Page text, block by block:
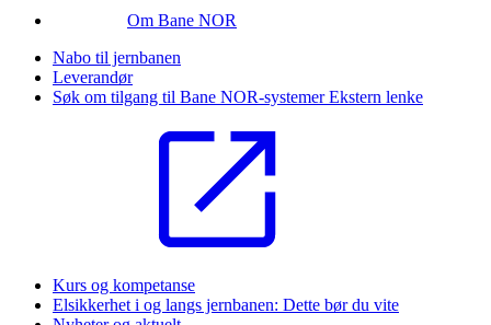
Om Bane NOR
Nabo til jernbanen
Leverandør
Søk om tilgang til Bane NOR-systemerEkstern lenke
Kurs og kompetanse
Elsikkerhet i og langs jernbanen: Dette bør du vite